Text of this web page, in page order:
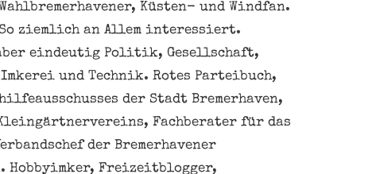
Wahlbremerhavener, Küsten- und Windfan.
So ziemlich an Allem interessiert.
eindeutig Politik, Gesellschaft,
Imkerei und Technik. Rotes Parteibuch,
der Stadt Bremerhaven,
Fachberater für das
der Bremerhavener
Freizeitblogger,